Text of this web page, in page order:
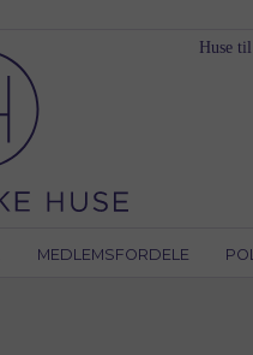
MEDLEMSFORDELE
Huse